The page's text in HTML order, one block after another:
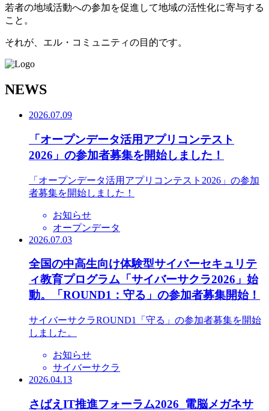
若者の地域活動への参加を促進して地域の活性化に寄与する
こと。
それが、エル・コミュニティの目的です。
NEWS
2026.07.09
「オープンデータ活用アプリコンテスト
2026」の参加者募集を開始しました！
「オープンデータ活用アプリコンテスト2026」の参加
者募集を開始しました！
お知らせ
オープンデータ
2026.07.03
全国の中高生向け体験型サイバーセキュリテ
ィ教育プログラム「サイバーサクラ2026」始
動。「ROUND1：守る」の参加者募集開始！
サイバーサクラROUND1「守る」の参加者募集を開始
しました。
お知らせ
サイバーサクラ
2026.04.13
さばえIT推進フォーラム2026_電脳メガネサ